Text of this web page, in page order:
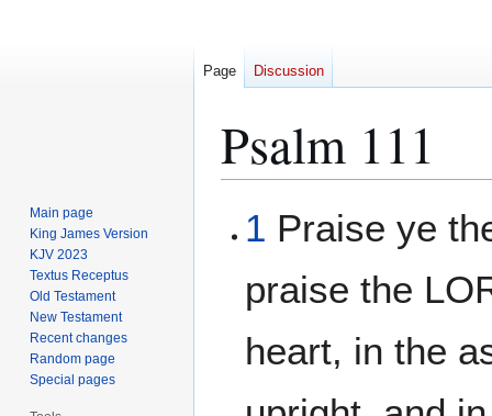
Psalm 111
toto
1 Praise ye
praise the
heart, in the
Page Discussion
Main page
King James Version
KJV 2023
Textus Receptus
Old Testament
New Testament
Recent changes
Random page
Special pages